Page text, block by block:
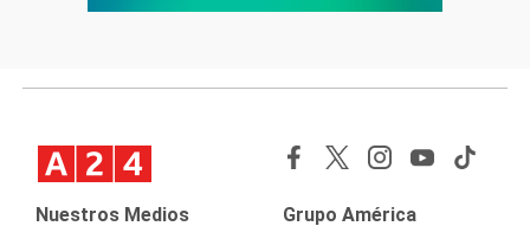
Nuestros Medios Grupo América